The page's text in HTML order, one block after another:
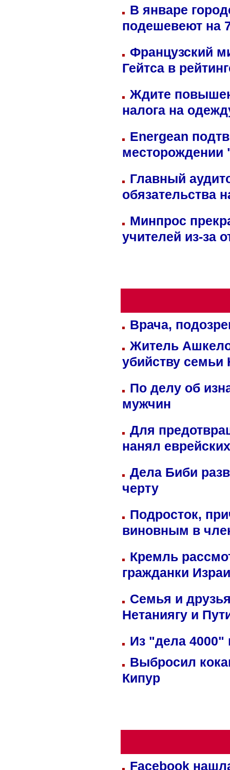
В январе
подешевеют на
Французский
Гейтса в
Ждите
налога на
Energean
Главный
обязательства
Минпрос
учителей из-за
Врача,
Житель
убийству семьи
По делу об
мужчин
Для
нанял
Дела Биби
черту
Подросток,
виновным в
Кремль
гражданки
Семья и
Нетаниягу и
Из "дела 4000"
Выбросил
Кипур
Facebook